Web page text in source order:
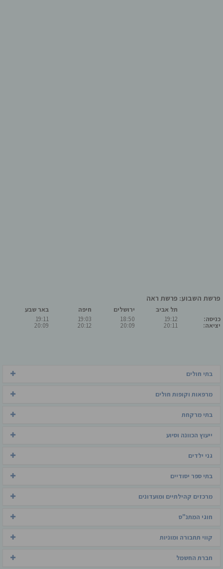
פרשת השבוע: פרשת ראה
כניסה:
יציאה:
תל אביב
19:12
20:11
ירושלים
18:50
20:09
חיפה
19:03
20:12
באר שבע
19:11
20:09
בתי חולים
מרפאות וקופות חולים
בתי מרקחת
ייעוץ הכוונה וסיוע
גני ילדים
בתי ספר יסודיים
מרכזים קהילתיים ומועדונים
חוגי המתנ"ס
קווי תחבורה ומוניות
חברת החשמל